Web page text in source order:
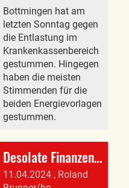
Bottmingen hat am
letzten Sonntag gegen
die Entlastung im
Krankenkassenbereich
gestummen. Hingegen
haben die meisten
Stimmenden für die
beiden Energievorlagen
gestummen.
Desolate Finanzen im Kanton Baselland
11.04.2024 , Roland